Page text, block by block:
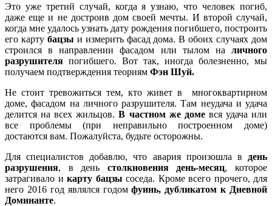
Это уже третий случай, когда я узнаю, что человек погиб,
даже еще и не достроив дом своей мечты. И второй случай,
когда мне удалось узнать дату рождения погибшего, построить
его картубацзы и измерить фасад дома. В обоих случаях дом
строился в направлении фасадом или тылом на личного
разрушителя погибшего. Вот так, иногда болезненно, мы
получаем подтверждения теориям Фэн Шуй.
Не стоит тревожиться тем, кто живет в многоквартирном
доме, фасадом на личного разрушителя. Там неудача и удача
делится на всех жильцов.В частном же домевся удача или
все проблемы (при неправильно построенном доме)
достаются вам. Пожалуйста, будьте осторожны.
Для специалистов добавлю, что авария произошла в день
разрушения, в день столкновения день-месяц, которое
затрагивало и карту бацзы соседа. Кроме всего прочего, для
него 2016 год являлся годомфуинь, дубликатом к Дневной
Доминанте.